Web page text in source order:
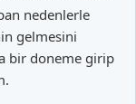
nedenlerle
gelmesini
bir doneme girip